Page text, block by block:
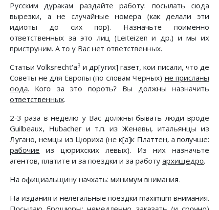
Русским дуракам раздайте работу: посылать сюда
вырезки, а не случайные номера (как делали эти
идиоты до сих пор). Назначьте поименно
ответственных за это лиц (Leiteizen и др.) и мы их
приструним. А то у Вас нет ответственных.
Статьи Volksrecht'a3 и др[угих] газет, кои писали, что де
Советы не для Европы (по словам Черных) не присланы
сюда. Кого за это пороть? Вы должны назначить
ответственных.
2-3 раза в неделю у Вас должны бывать люди вроде
Guilbeaux, Hubacher и т.п. из Женевы, итальянцы из
Лугано, немцы из Цюриха (не к[а]к Платтен, а получше:
рабочие из цюрихских левых). Из них назначьте
агентов, платите и за поездки и за работу архищедро.
На официальщину начхать: минимум внимания.
На издания и нелегальные поездки maximum внимания.